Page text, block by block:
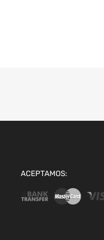
ACEPTAMOS: